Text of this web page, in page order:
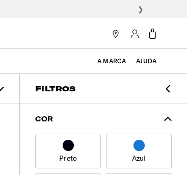
❯
A MARCA AJUDA
FILTROS
COR
Preto Azul